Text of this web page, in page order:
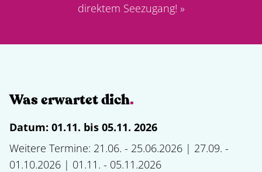
direktem Seezugang! »
Was erwartet dich.
Datum: 01.11. bis 05.11. 2026
Weitere Termine: 21.06. - 25.06.2026 | 27.09. -
01.10.2026 | 01.11. - 05.11.2026